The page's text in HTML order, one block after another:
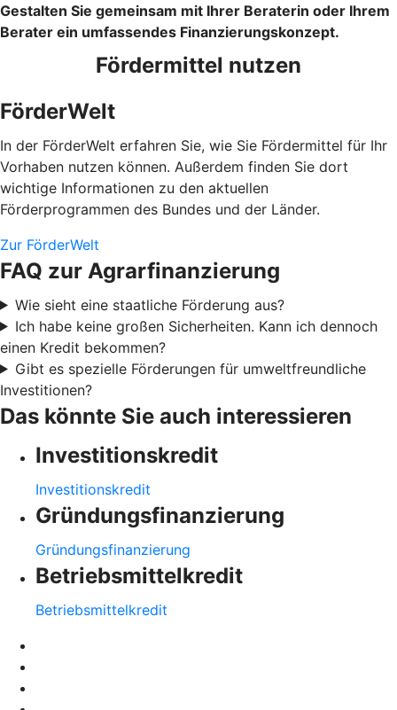
Gestalten Sie gemeinsam mit Ihrer Beraterin oder Ihrem
Berater ein umfassendes Finanzierungskonzept.
Fördermittel nutzen
FörderWelt
In der FörderWelt erfahren Sie, wie Sie Fördermittel für Ihr
Vorhaben nutzen können. Außerdem finden Sie dort
wichtige Informationen zu den aktuellen
Förderprogrammen des Bundes und der Länder.
Zur FörderWelt
FAQ zur Agrarfinanzierung
Wie sieht eine staatliche Förderung aus?
Ich habe keine großen Sicherheiten. Kann ich dennoch
einen Kredit bekommen?
Gibt es spezielle Förderungen für umweltfreundliche
Investitionen?
Das könnte Sie auch interessieren
Investitionskredit
Investitionskredit
Gründungsfinanzierung
Gründungsfinanzierung
Betriebsmittelkredit
Betriebsmittelkredit